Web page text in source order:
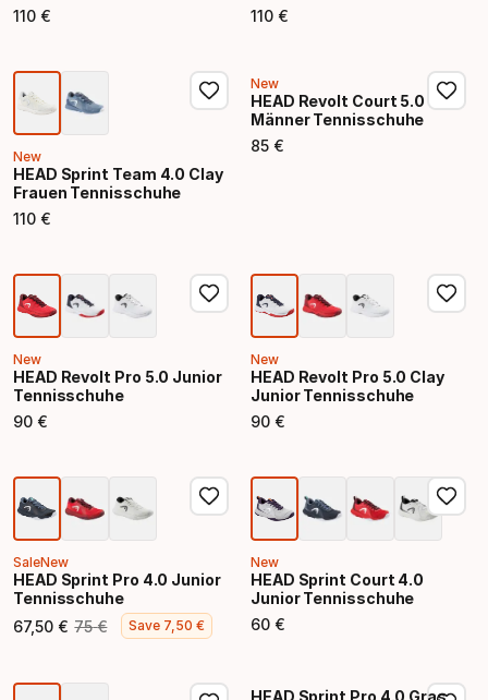
110 €
Endpreis
110 €
Endpreis
New
HEAD Sprint Team 4.0 Clay
Frauen Tennisschuhe
110 €
Endpreis
New
HEAD Revolt Court 5.0
Männer Tennisschuhe
85 €
Endpreis
New
HEAD Revolt Pro 5.0 Junior
Tennisschuhe
90 €
Endpreis
New
HEAD Revolt Pro 5.0 Clay
Junior Tennisschuhe
90 €
Endpreis
SaleNew
HEAD Sprint Pro 4.0 Junior
Tennisschuhe
67,50 €
Endpreis
75 €
Ursprünglicher Preis
Save 7,50 €
New
HEAD Sprint Court 4.0
Junior Tennisschuhe
60 €
Endpreis
HEAD Sprint Pro 4.0 Gras